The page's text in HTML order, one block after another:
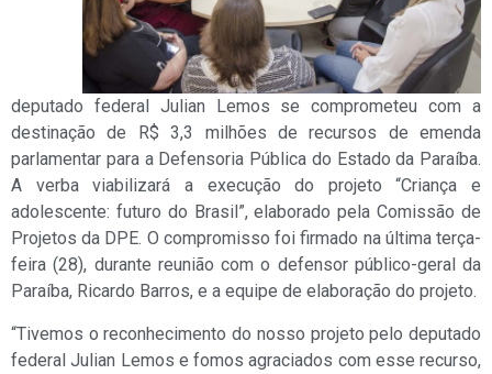
deputado federal Julian Lemos se comprometeu com a
destinação de R$ 3,3 milhões de recursos de emenda
parlamentar para a Defensoria Pública do Estado da Paraíba.
A verba viabilizará a execução do projeto “Criança e
adolescente: futuro do Brasil”, elaborado pela Comissão de
Projetos da DPE. O compromisso foi firmado na última terça-
feira (28), durante reunião com o defensor público-geral da
Paraíba, Ricardo Barros, e a equipe de elaboração do projeto.
“Tivemos o reconhecimento do nosso projeto pelo deputado
federal Julian Lemos e fomos agraciados com esse recurso,